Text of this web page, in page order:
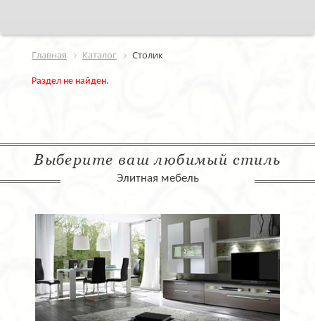
Главная Каталог Столик
Раздел не найден.
Выберите ваш любимый стиль
Элитная мебель